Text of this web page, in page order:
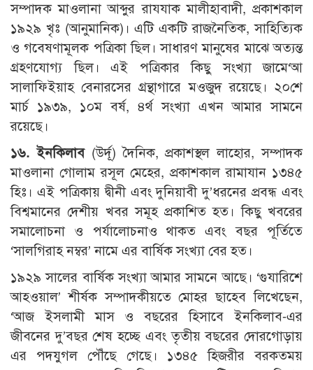
সম্পাদক মাওলানা আব্দুর রাযযাক মালীহাবাদী, প্রকাশকাল
১৯২৯ খৃঃ (আনুমানিক)। এটি একটি রাজনৈতিক, সাহিত্যিক
ও গবেষণামূলক পত্রিকা ছিল। সাধারণ মানুষের মাঝে অত্যন্ত
গ্রহণযোগ্য ছিল। এই পত্রিকার কিছু সংখ্যা জামে‘আ
সালাফিইয়াহ বেনারসের গ্রন্থাগারে মওজুদ রয়েছে। ২০শে
মার্চ ১৯৩৯, ১০ম বর্ষ, ৪র্থ সংখ্যা এখন আমার সামনে
রয়েছে।
১৬. ইনকিলাব(উর্দূ) দৈনিক, প্রকাশস্থল লাহোর, সম্পাদক
মাওলানা গোলাম রসূল মেহের, প্রকাশকাল রামাযান ১৩৪৫
হিঃ। এই পত্রিকায় দ্বীনী এবং দুনিয়াবী দু’ধরনের প্রবন্ধ এবং
বিশ্বমানের দেশীয় খবর সমূহ প্রকাশিত হত। কিছু খবরের
সমালোচনা ও পর্যালোচনাও থাকত এবং বছর পূর্তিতে
‘সালগিরাহ নম্বর’ নামে এর বার্ষিক সংখ্যা বের হত।
১৯২৯ সালের বার্ষিক সংখ্যা আমার সামনে আছে। ‘গুযারিশে
আহওয়াল’ শীর্ষক সম্পাদকীয়তে মোহর ছাহেব লিখেছেন,
‘আজ ইসলামী মাস ও বছরের হিসাবে ইনকিলাব-এর
জীবনের দু’বছর শেষ হচ্ছে এবং তৃতীয় বছরের দোরগোড়ায়
এর পদযুগল পৌঁছে গেছে। ১৩৪৫ হিজরীর বরকতময়